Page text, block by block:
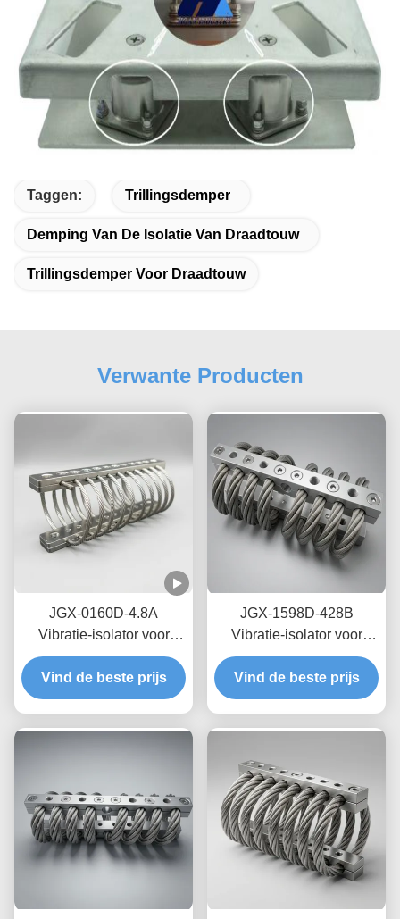
Taggen: Trillingsdemper
Demping Van De Isolatie Van Draadtouw
Trillingsdemper Voor Draadtouw
Verwante Producten
JGX-0160D-4.8A
Vibratie-isolator voor
zeedraden op zee,
onderhoudsvrij, van
roestvrij staal
Vind de beste prijs
JGX-1598D-428B
Vibratie-isolator voor
draadtouwen met nul-
kruip-olievrije
wrijvingsdemping voor
Vind de beste prijs